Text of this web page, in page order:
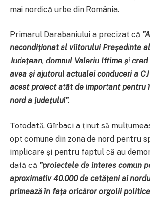
mai nordică urbe din România.
Primarul Darabaniului a precizat că ”A
necondiționat al viitorului Președinte
Județean, domnul Valeriu Iftime și cred
avea și ajutorul actualei conduceri a
acest proiect atât de important pentru
nord a județului”.
Totodată, Gîrbaci a ținut să
opt comune din zona de nord pentru
implicare și pentru faptul că au
dată că ”proiectele de interes comun
aproximativ 40.000 de cetățeni ai
primează în fața oricăror orgolii